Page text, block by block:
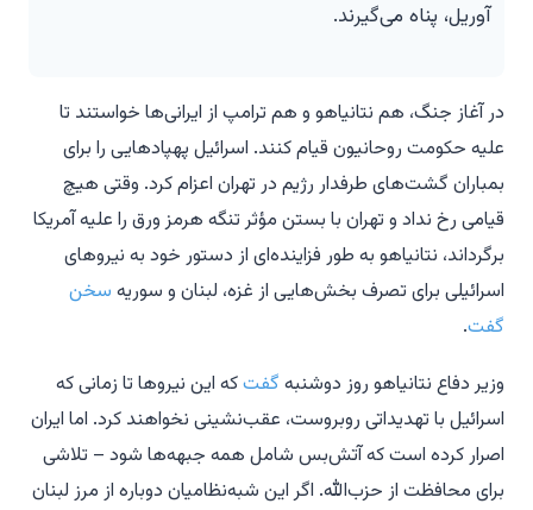
آوریل، پناه می‌گیرند.
در آغاز جنگ، هم نتانیاهو و هم ترامپ از ایرانی‌ها خواستند تا
علیه حکومت روحانیون قیام کنند. اسرائیل پهپادهایی را برای
بمباران گشت‌های طرفدار رژیم در تهران اعزام کرد. وقتی هیچ
قیامی رخ نداد و تهران با بستن مؤثر تنگه هرمز ورق را علیه آمریکا
برگرداند، نتانیاهو به طور فزاینده‌ای از دستور خود به نیروهای
اسرائیلی برای تصرف بخش‌هایی از غزه، لبنان و سوریه سخن
گفت.
وزیر دفاع نتانیاهو روز دوشنبه گفتکه این نیروها تا زمانی که
اسرائیل با تهدیداتی روبروست، عقب‌نشینی نخواهند کرد. اما ایران
اصرار کرده است که آتش‌بس شامل همه جبهه‌ها شود – تلاشی
برای محافظت از حزب‌الله. اگر این شبه‌نظامیان دوباره از مرز لبنان